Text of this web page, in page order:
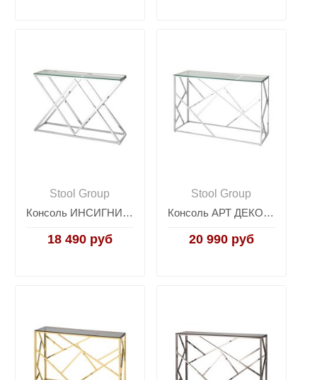
Stool Group
Консоль ИНСИГНИЯ 115*30 серебро
18 490 руб
Stool Group
Консоль АРТ ДЕКО 120х40 серебро
20 990 руб